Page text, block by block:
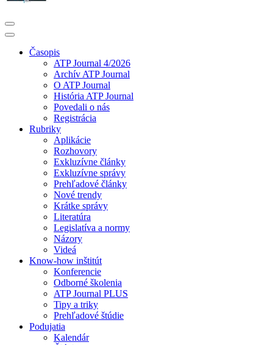
Časopis
ATP Journal 4/2026
Archív ATP Journal
O ATP Journal
História ATP Journal
Povedali o nás
Registrácia
Rubriky
Aplikácie
Rozhovory
Exkluzívne články
Exkluzívne správy
Prehľadové články
Nové trendy
Krátke správy
Literatúra
Legislatíva a normy
Názory
Videá
Know-how inštitút
Konferencie
Odborné školenia
ATP Journal PLUS
Tipy a triky
Prehľadové štúdie
Podujatia
Kalendár